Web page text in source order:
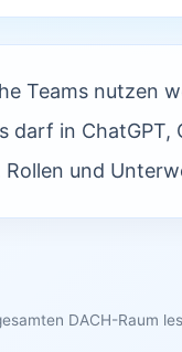
Teams nutzen
darf in ChatGPT,
Rollen und
DACH-Raum